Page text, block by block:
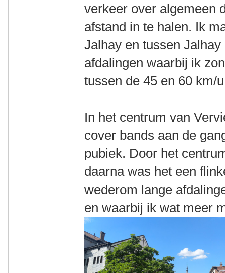
verkeer over algemeen
afstand in te halen. Ik
Jalhay en tussen
afdalingen waarbij ik
tussen de 45 en 60 km/
In het centrum van
cover bands aan de
pubiek. Door het
daarna was het een
wederom lange
en waarbij ik wat meer